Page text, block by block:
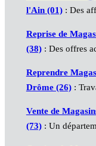
l'Ain (01): Des
Reprise de
(38): Des offres
Reprendre
Drôme (26):
Vente de
(73): Un